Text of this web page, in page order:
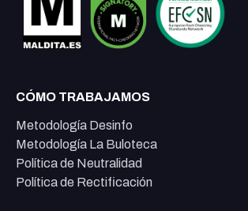
CÓMO TRABAJAMOS
Metodología Desinfo
Metodología La Buloteca
Política de Neutralidad
Política de Rectificación